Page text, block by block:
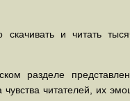
скачивать и читать
разделе
читателей, их